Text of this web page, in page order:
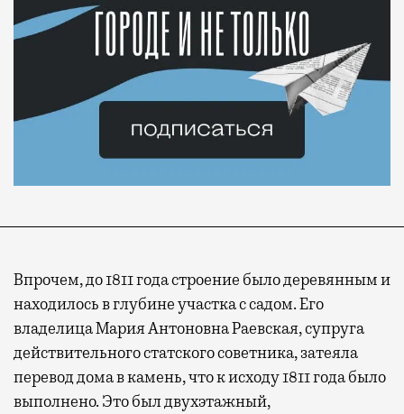
Впрочем, до 1811 года строение было деревянным и
находилось в глубине участка с садом. Его
владелица Мария Антоновна Раевская, супруга
действительного статского советника, затеяла
перевод дома в камень, что к исходу 1811 года было
выполнено. Это был двухэтажный,